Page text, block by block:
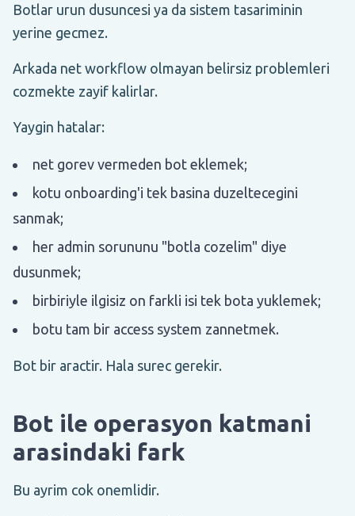
Botlar urun dusuncesi ya da sistem tasariminin
yerine gecmez.
Arkada net workflow olmayan belirsiz problemleri
cozmekte zayif kalirlar.
Yaygin hatalar:
net gorev vermeden bot eklemek;
kotu onboarding'i tek basina duzeltecegini
sanmak;
her admin sorununu "botla cozelim" diye
dusunmek;
birbiriyle ilgisiz on farkli isi tek bota yuklemek;
botu tam bir access system zannetmek.
Bot bir aractir. Hala surec gerekir.
Bot ile operasyon katmani
arasindaki fark
Bu ayrim cok onemlidir.